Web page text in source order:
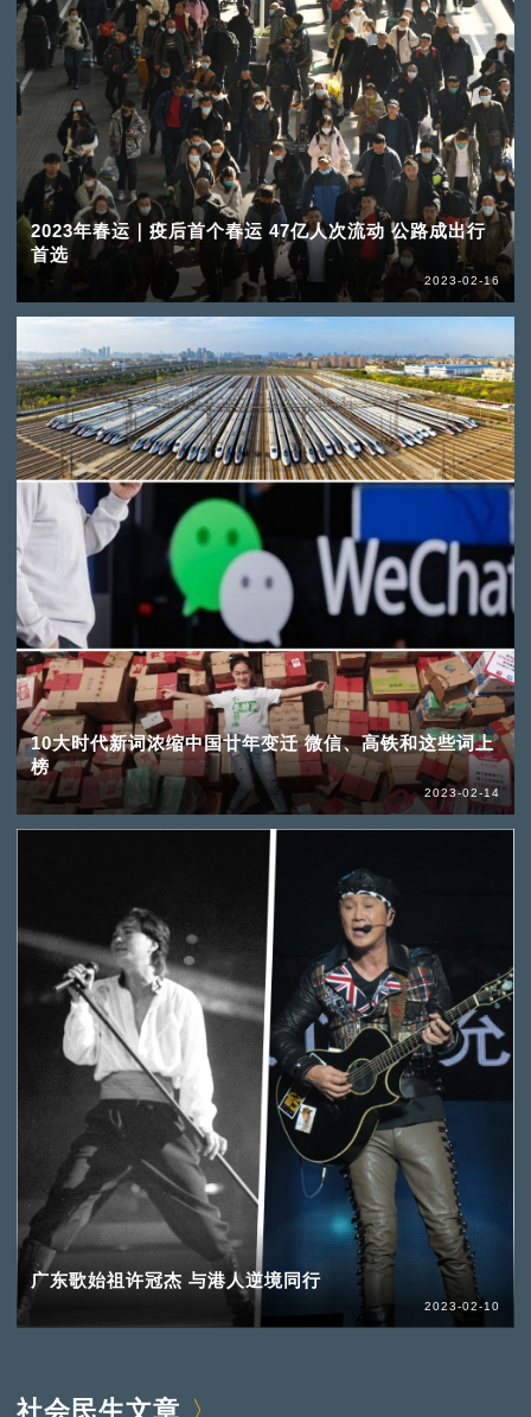
2023年春运｜疫后首个春运 47亿人次流动 公路成出行
首选
2023-02-16
10大时代新词浓缩中国廿年变迁 微信、高铁和这些词上
榜
2023-02-14
广东歌始祖许冠杰 与港人逆境同行
2023-02-10
社会民生文章